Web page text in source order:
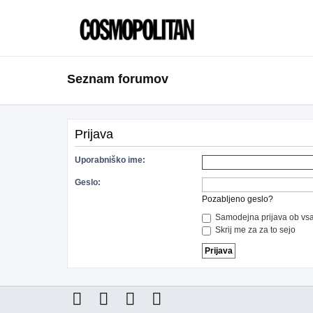
Seznam forumov
Prijava
Uporabniško ime:
Geslo:
Pozabljeno geslo?
Samodejna prijava ob
Skrij me za za to sejo